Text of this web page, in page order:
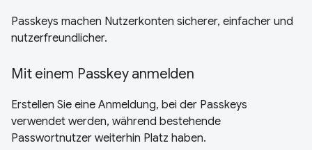
Passkeys machen Nutzerkonten sicherer, einfacher und
nutzerfreundlicher.
Mit einem Passkey anmelden
Erstellen Sie eine Anmeldung, bei der Passkeys
verwendet werden, während bestehende
Passwortnutzer weiterhin Platz haben.